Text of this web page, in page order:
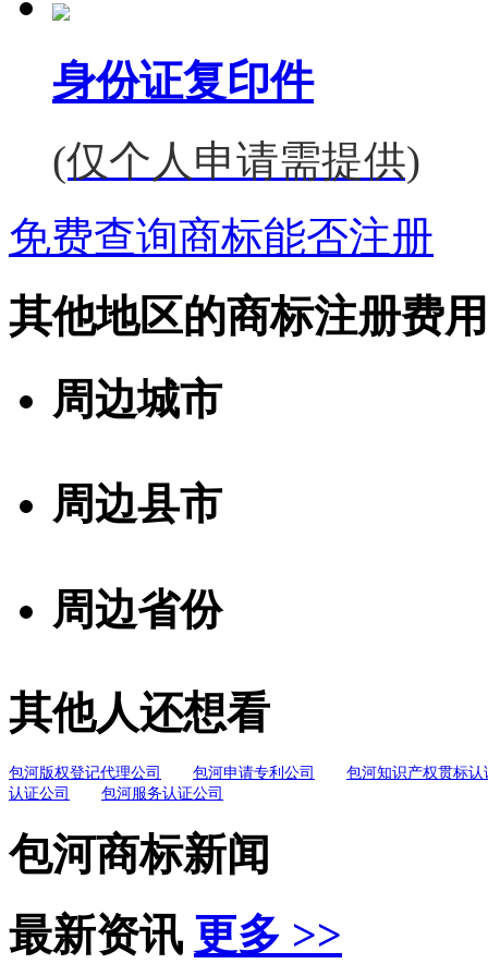
身份证复印件
(仅个人申请需提供)
免费查询商标能否注册
其他地区的商标注册费用
周边城市
周边县市
周边省份
其他人还想看
包河版权登记代理公司 包河申请专利公司
包河知识产权贯标认
认证公司
包河服务认证公司
包河商标新闻
最新资讯 更多 >>